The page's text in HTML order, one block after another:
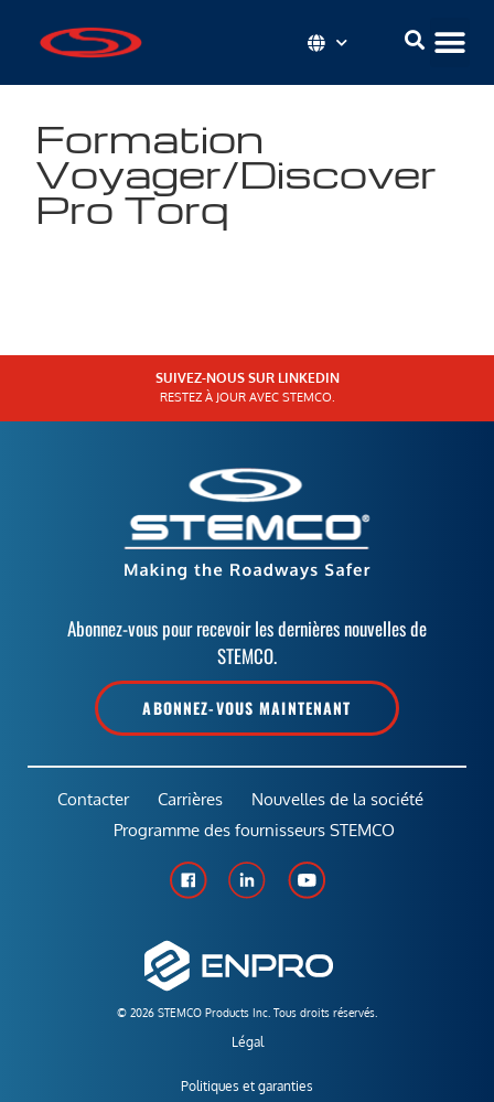
Formation
Voyager/Discover
Pro Torq
SUIVEZ-NOUS SUR LINKEDIN
RESTEZ À JOUR AVEC STEMCO.
Abonnez-vous pour recevoir les dernières nouvelles de
STEMCO.
ABONNEZ-VOUS MAINTENANT
© 2026 STEMCO Products Inc. Tous droits réservés.
Légal
Politiques et garanties
Contacter Carrières
Nouvelles de la société
Programme des fournisseurs STEMCO